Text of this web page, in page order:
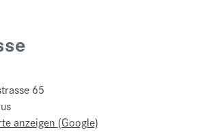
65
anzeigen (Google)